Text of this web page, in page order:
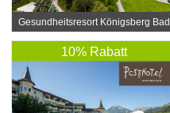
Gesundheitsresort Königsberg Bad
Schönau****
10% Rabatt